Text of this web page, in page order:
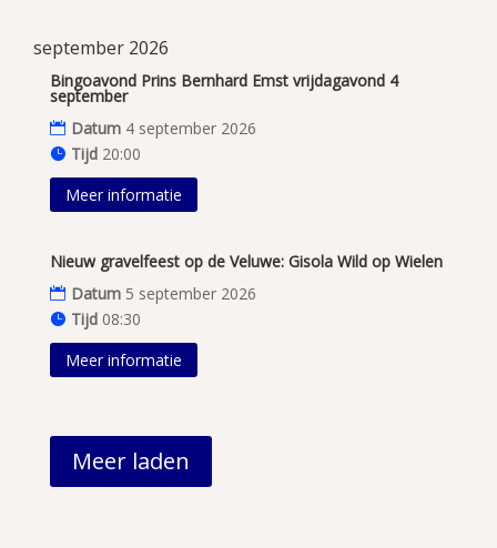
september 2026
Bingoavond Prins Bernhard Emst vrijdagavond 4
september
Datum 4 september 2026
Tijd 20:00
Meer informatie
Nieuw gravelfeest op de Veluwe: Gisola Wild op Wielen
Datum 5 september 2026
Tijd 08:30
Meer informatie
Meer laden